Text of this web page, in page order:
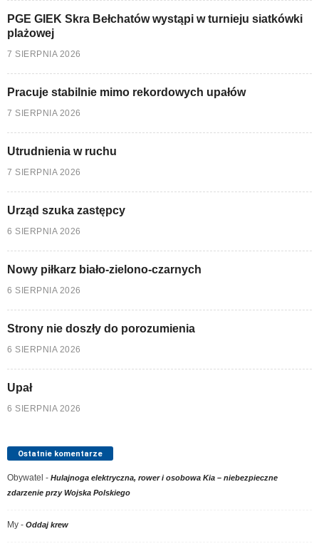
PGE GIEK Skra Bełchatów wystąpi w turnieju siatkówki
plażowej
7 SIERPNIA 2026
Pracuje stabilnie mimo rekordowych upałów
7 SIERPNIA 2026
Utrudnienia w ruchu
7 SIERPNIA 2026
Urząd szuka zastępcy
6 SIERPNIA 2026
Nowy piłkarz biało-zielono-czarnych
6 SIERPNIA 2026
Strony nie doszły do porozumienia
6 SIERPNIA 2026
Upał
6 SIERPNIA 2026
Ostatnie komentarze
Obywatel - Hulajnoga elektryczna, rower i osobowa Kia – niebezpieczne
zdarzenie przy Wojska Polskiego
My - Oddaj krew